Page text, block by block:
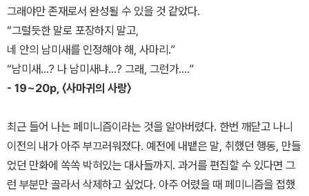
그래야만 존재로서 완성될 수 있을 것 같았다.
“그럴듯한 말로 포장하지 말고,
네 안의 남미새를 인정해야 해, 사마리.”
“남미새…? 나 남미새냐…? 그래, 그런가….”
- 19~20p, 〈사마귀의 사랑〉
최근 들어 나는 페미니즘이라는 것을 알아버렸다. 한번 깨닫고 나니
이전의 내가 아주 부끄러워졌다. 예전에 내뱉은 말, 취했던 행동, 만들
었던 만화에 쏙쏙 박혀있는 대사들까지. 과거를 편집할 수 있다면 그
런 부분만 골라서 삭제하고 싶었다. 아주 어렸을 때 페미니즘을 접했